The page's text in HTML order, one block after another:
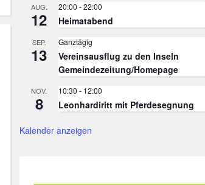
AUG.
12
20:00 -22:00
Heimatabend
SEP.
13
Ganztägig
Vereinsausflug zu den Inseln
Gemeindezeitung/Homepage
NOV.
8
10:30 - 12:00
Leonhardiritt mit Pferdesegnung
Kalender anzeigen